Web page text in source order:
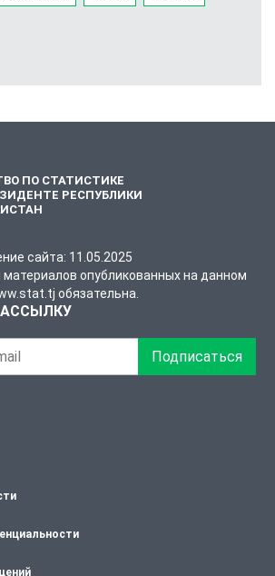
ПО СТАТИСТИКЕ
РЕСПУБЛИКИ
сайта: 11.05.2025
материалов опубликованных на данном
обязательна.
Подписаться